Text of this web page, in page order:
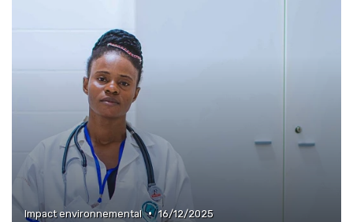
Impact environnemental • 16/12/2025